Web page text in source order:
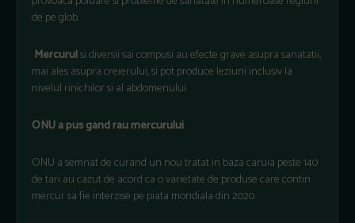
de pe glob.
Mercurulsi diversii sai compusi au efecte grave asupra sanatatii,
mai ales asupra creierului, si pot produce leziuni inclusiv la
nivelul rinichilor si al abdomenului.
ONU a pus gand rau mercurului
ONU a semnat de curand un nou tratat in baza caruia peste 140
de tari au cazut de acord ca o varietate de produse care contin
mercur sa fie interzise pe piata mondiala din 2020.